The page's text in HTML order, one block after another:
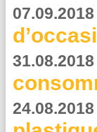
07.09.2018
31.08.2018
24.08.2018